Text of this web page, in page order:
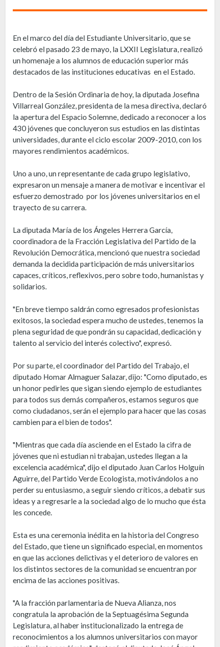
En el marco del día del Estudiante Universitario, que se
celebró el pasado 23 de mayo, la LXXII Legislatura, realizó
un homenaje a los alumnos de educación superior más
destacados de las instituciones educativas en el Estado.
Dentro de la Sesión Ordinaria de hoy, la diputada Josefina
Villarreal González, presidenta de la mesa directiva, declaró
la apertura del Espacio Solemne, dedicado a reconocer a los
430 jóvenes que concluyeron sus estudios en las distintas
universidades, durante el ciclo escolar 2009-2010, con los
mayores rendimientos académicos.
Uno a uno, un representante de cada grupo legislativo,
expresaron un mensaje a manera de motivar e incentivar el
esfuerzo demostrado por los jóvenes universitarios en el
trayecto de su carrera.
La diputada María de los Ángeles Herrera García,
coordinadora de la Fracción Legislativa del Partido de la
Revolución Democrática, mencionó que nuestra sociedad
demanda la decidida participación de más universitarios
capaces, críticos, reflexivos, pero sobre todo, humanistas y
solidarios.
"En breve tiempo saldrán como egresados profesionistas
exitosos, la sociedad espera mucho de ustedes, tenemos la
plena seguridad de que pondrán su capacidad, dedicación y
talento al servicio del interés colectivo", expresó.
Por su parte, el coordinador del Partido del Trabajo, el
diputado Homar Almaguer Salazar, dijo: "Como diputado, es
un honor pedirles que sigan siendo ejemplo de estudiantes
para todos sus demás compañeros, estamos seguros que
como ciudadanos, serán el ejemplo para hacer que las cosas
cambien para el bien de todos".
"Mientras que cada día asciende en el Estado la cifra de
jóvenes que ni estudian ni trabajan, ustedes llegan a la
excelencia académica", dijo el diputado Juan Carlos Holguín
Aguirre, del Partido Verde Ecologista, motivándolos a no
perder su entusiasmo, a seguir siendo críticos, a debatir sus
ideas y a regresarle a la sociedad algo de lo mucho que ésta
les concede.
Esta es una ceremonia inédita en la historia del Congreso
del Estado, que tiene un significado especial, en momentos
en que las acciones delictivas y el deterioro de valores en
los distintos sectores de la comunidad se encuentran por
encima de las acciones positivas.
"A la fracción parlamentaria de Nueva Alianza, nos
congratula la aprobación de la Septuagésima Segunda
Legislatura, al haber institucionalizado la entrega de
reconocimientos a los alumnos universitarios con mayor